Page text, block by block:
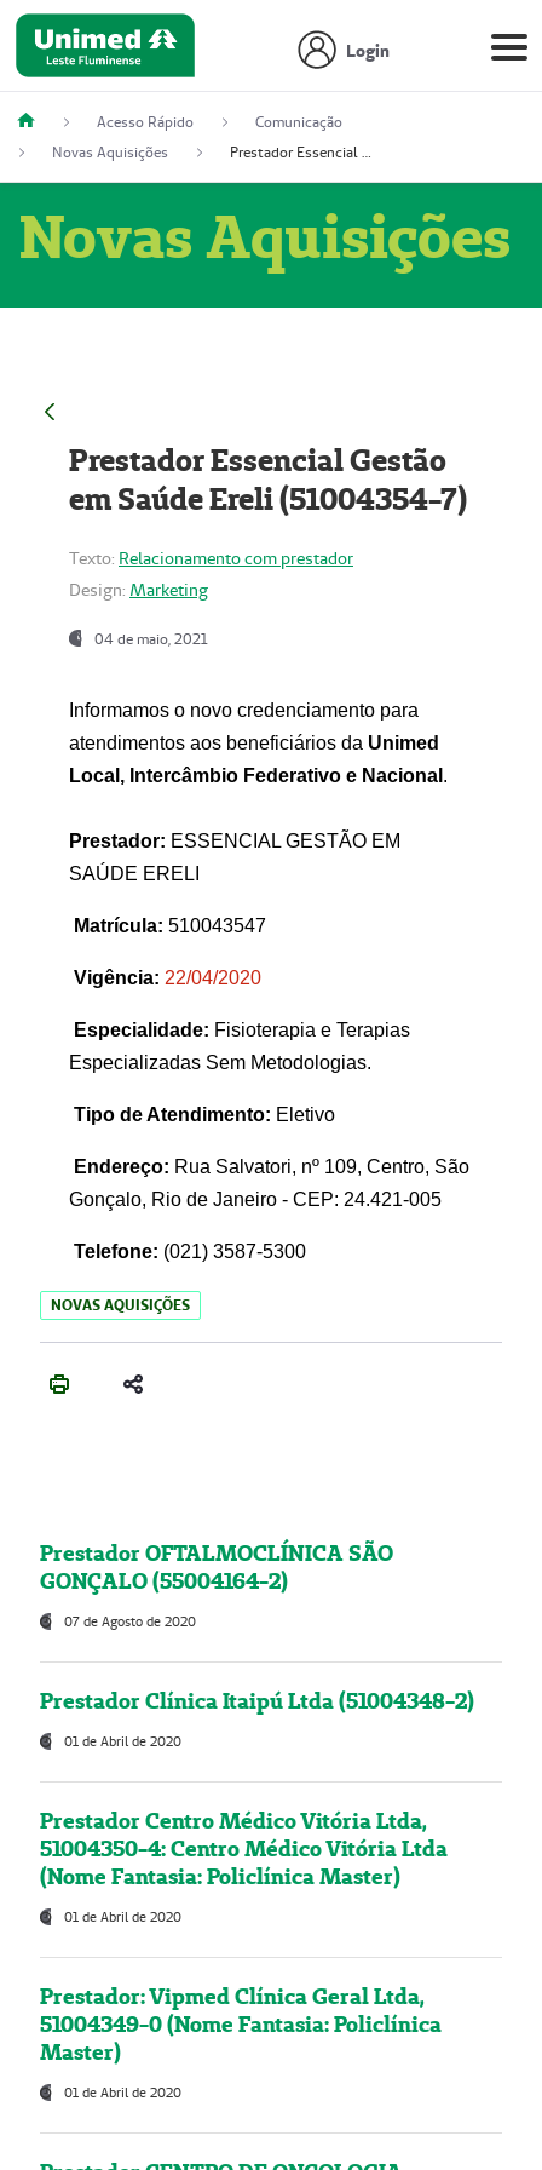
Login
Acesso Rápido
Comunicação
Novas Aquisições
Prestador Essencial Gestão em Saúde Ereli (51004354-7)
Novas Aquisições
Prestador Essencial Gestão
em Saúde Ereli (51004354-7)
Texto: Relacionamento com prestador
Design: Marketing
04 de maio, 2021
Informamos o novo credenciamento para
atendimentos aos beneficiários da Unimed
Local, Intercâmbio Federativo e Nacional .
Prestador: ESSENCIAL GESTÃO EM
SAÚDE ERELI
Matrícula: 510043547
Vigência: 22/04/2020
Especialidade: Fisioterapia e Terapias
Especializadas Sem Metodologias.
Tipo de Atendimento: Eletivo
Endereço: Rua Salvatori, nº 109, Centro, São
Gonçalo, Rio de Janeiro - CEP: 24.421-005
Telefone: (021) 3587-5300
NOVAS AQUISIÇÕES
Prestador OFTALMOCLÍNICA SÃO
GONÇALO (55004164-2)
07 de Agosto de 2020
Prestador Clínica Itaipú Ltda (51004348-2)
01 de Abril de 2020
Prestador Centro Médico Vitória Ltda,
51004350-4: Centro Médico Vitória Ltda
(Nome Fantasia: Policlínica Master)
01 de Abril de 2020
Prestador: Vipmed Clínica Geral Ltda,
51004349-0 (Nome Fantasia: Policlínica
Master)
01 de Abril de 2020